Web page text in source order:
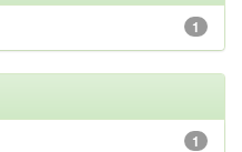
1
1